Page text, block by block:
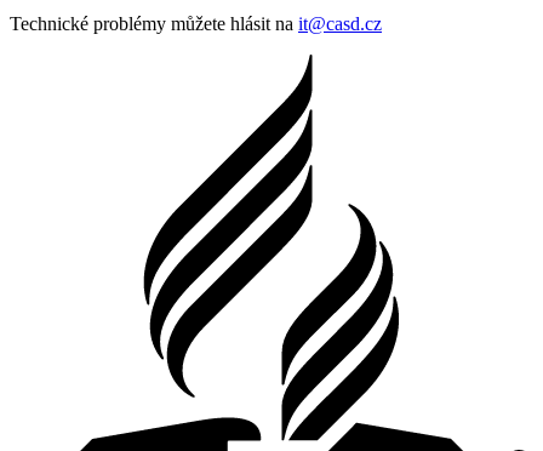
Technické problémy můžete hlásit na it@casd.cz